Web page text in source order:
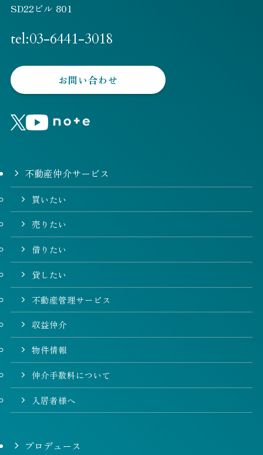
SD22ビル 801
tel:03-6441-3018
お問い合わせ
不動産仲介サービス
買いたい
売りたい
借りたい
貸したい
不動産管理サービス
収益仲介
物件情報
仲介手数料について
入居者様へ
プロデュース